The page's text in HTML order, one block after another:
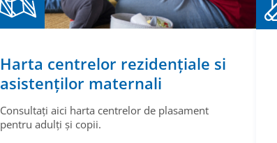
Harta centrelor rezidențiale si
asistenților maternali
Consultați aici harta centrelor de plasament
pentru adulți și copii.